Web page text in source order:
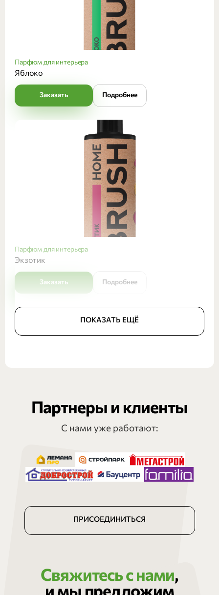
Парфюм для интерьера
Яблоко
Заказать Подробнее
Парфюм для интерьера
Экзотик
Заказать Подробнее
ПОКАЗАТЬ ЕЩЁ
Партнеры и клиенты
С нами уже работают:
ПРИСОЕДИНИТЬСЯ
Свяжитесь с нами,
и мы предложим